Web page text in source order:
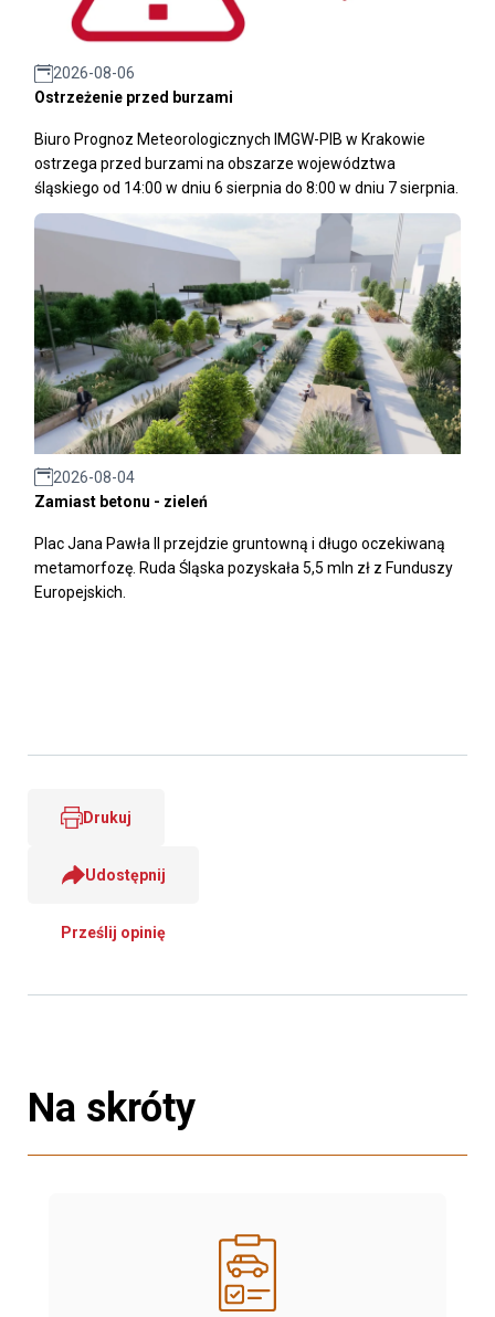
2026-08-06
Ostrzeżenie przed burzami
Biuro Prognoz Meteorologicznych IMGW-PIB w Krakowie
ostrzega przed burzami na obszarze województwa
śląskiego od 14:00 w dniu 6 sierpnia do 8:00 w dniu 7 sierpnia.
2026-08-04
Zamiast betonu - zieleń
Plac Jana Pawła II przejdzie gruntowną i długo oczekiwaną
metamorfozę. Ruda Śląska pozyskała 5,5 mln zł z Funduszy
Europejskich.
Drukuj
Udostępnij
Prześlij opinię
Na skróty